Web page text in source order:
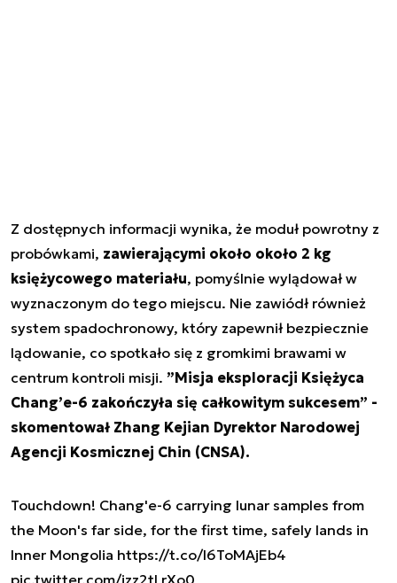
Z dostępnych informacji wynika, że moduł powrotny z
probówkami, zawierającymi około około 2 kg
księżycowego materiału, pomyślnie wylądował w
wyznaczonym do tego miejscu. Nie zawiódł również
system spadochronowy, który zapewnił bezpiecznie
lądowanie, co spotkało się z gromkimi brawami w
centrum kontroli misji. ”Misja eksploracji Księżyca
Chang’e-6 zakończyła się całkowitym sukcesem” -
skomentował Zhang Kejian Dyrektor Narodowej
Agencji Kosmicznej Chin (CNSA).
Touchdown! Chang'e-6 carrying lunar samples from
the Moon's far side, for the first time, safely lands in
Inner Mongolia https://t.co/I6ToMAjEb4
pic.twitter.com/jzz2tLrXo0